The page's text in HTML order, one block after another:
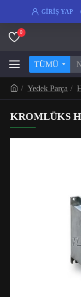
GIRIŞ YAP
0
TÜMÜ
Yedek Parça
KROMLÜKS